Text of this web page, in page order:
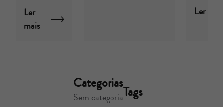
Ler
mais
Ler
Categorias
Sem categoriaTags